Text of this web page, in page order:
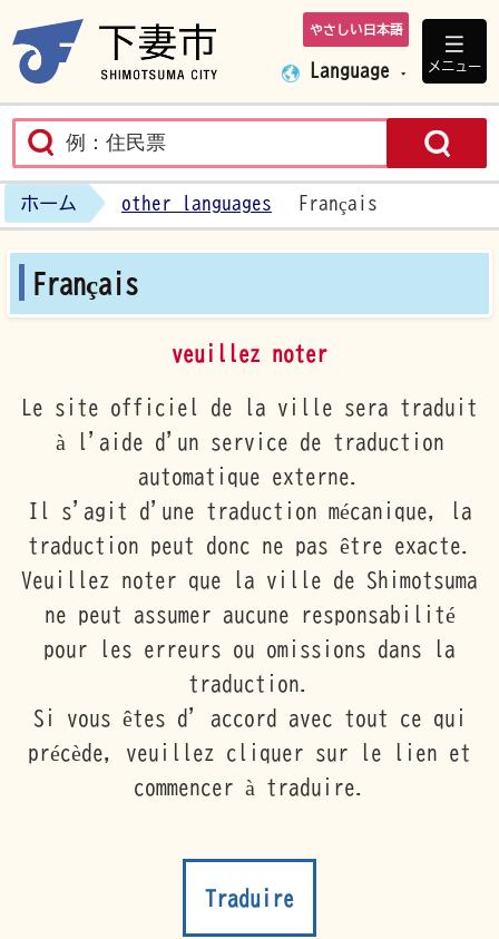
下妻市ホームペ
やさしい日本語
Language メニュー
ホーム other languages Français
Français
veuillez noter
Le site officiel de la ville sera traduit
à l'aide d'un service de traduction
automatique externe.
Il s'agit d'une traduction mécanique, la
traduction peut donc ne pas être exacte.
Veuillez noter que la ville de Shimotsuma
ne peut assumer aucune responsabilité
pour les erreurs ou omissions dans la
traduction.
Si vous êtes d’accord avec tout ce qui
précède, veuillez cliquer sur le lien et
commencer à traduire.
Traduire